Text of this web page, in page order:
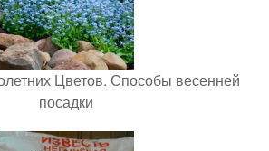
Цветов. Способы весенней
посадки